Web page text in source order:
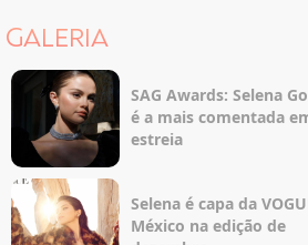
GALERIA
SAG Awards: Selena
é a mais comentada
estreia
Selena é capa da
México na edição de